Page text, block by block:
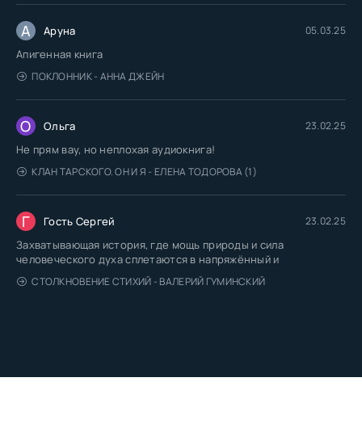
А Аруна 05.03.25
Апигенная книга
ПОКЛОННИК - АННА ДЖЕЙН
О Ольга 23.02.25
Не прям вау, но неплохая аудиокнига!
КЛАН ТАРСКОГО. ОН И Я - ЕЛЕНА ТОДОРОВА (1)
Г Гость Сергей 23.02.25
Захватывающая история, где мощь природы и сила
человеческого духа сплетаются в напряжённый и
СТОЛКНОВЕНИЕ СТИХИЙ - ВАЛЕРИЙ ГУМИНСКИЙ